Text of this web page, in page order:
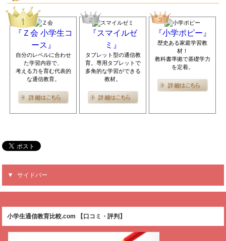
『Ｚ会 小学生コ
ース』
自分のレベルに合わせ
た学習内容で、
考える力を育む代表的
な通信教育。
『スマイルゼ
ミ』
タブレット型の通信教
育。専用タブレットで
多角的な学習ができる
教材。
『小学ポピー』
歴史ある家庭学習教
材！
教科書準拠で基礎学力
を定着。
サイドバー
小学生通信教育比較.com 【口コミ・評判】